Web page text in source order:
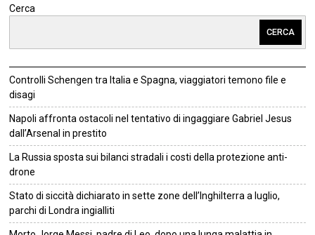
Cerca
CERCA
Controlli Schengen tra Italia e Spagna, viaggiatori temono file e
disagi
Napoli affronta ostacoli nel tentativo di ingaggiare Gabriel Jesus
dall’Arsenal in prestito
La Russia sposta sui bilanci stradali i costi della protezione anti-
drone
Stato di siccità dichiarato in sette zone dell’Inghilterra a luglio,
parchi di Londra ingialliti